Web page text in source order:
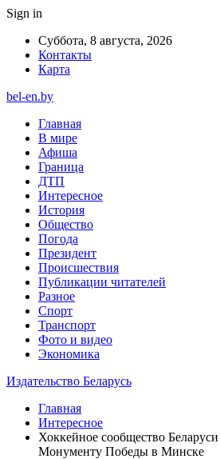
Sign in
Суббота, 8 августа, 2026
Контакты
Карта
bel-en.by
Главная
В мире
Афиша
Граница
ДТП
Интересное
История
Общество
Погода
Президент
Происшествия
Публикации читателей
Разное
Спорт
Транспорт
Фото и видео
Экономика
Издательство Беларусь
Главная
Интересное
Хоккейное сообщество
Монументу Победы в Минске